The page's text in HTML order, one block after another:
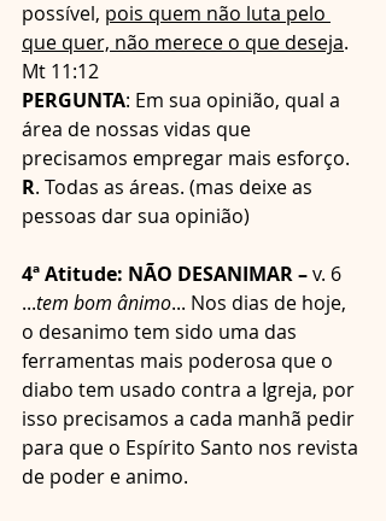
possível, pois quem não luta pelo
que quer, não merece o que deseja.
Mt 11:12
PERGUNTA: Em sua opinião, qual a
área de nossas vidas que
precisamos empregar mais esforço.
R. Todas as áreas. (mas deixe as
pessoas dar sua opinião)
4ª Atitude: NÃO DESANIMAR – v. 6
...tem bom ânimo... Nos dias de hoje,
o desanimo tem sido uma das
ferramentas mais poderosa que o
diabo tem usado contra a Igreja, por
isso precisamos a cada manhã pedir
para que o Espírito Santo nos revista
de poder e animo.